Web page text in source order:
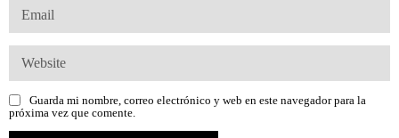
Guarda mi nombre, correo electrónico y web en este navegador para la
próxima vez que comente.